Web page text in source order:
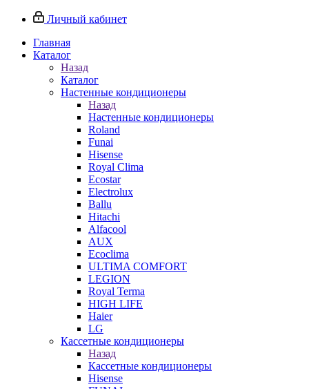
Личный кабинет
Главная
Каталог
Назад
Каталог
Настенные кондиционеры
Назад
Настенные кондиционеры
Roland
Funai
Hisense
Royal Clima
Ecostar
Electrolux
Ballu
Hitachi
Alfacool
AUX
Ecoclima
ULTIMA COMFORT
LEGION
Royal Terma
HIGH LIFE
Haier
LG
Кассетные кондиционеры
Назад
Кассетные кондиционеры
Hisense